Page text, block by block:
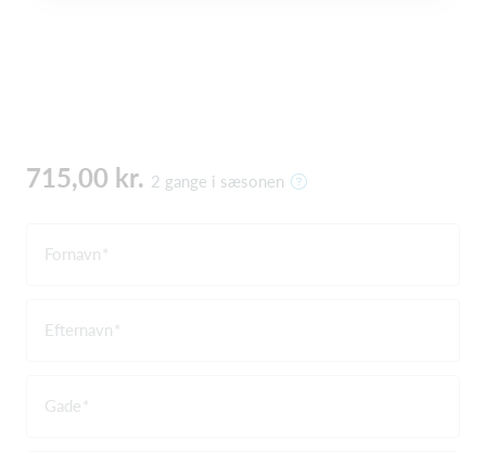
715,00 kr. 2 gange i sæsonen
Fornavn
Efternavn
Gade